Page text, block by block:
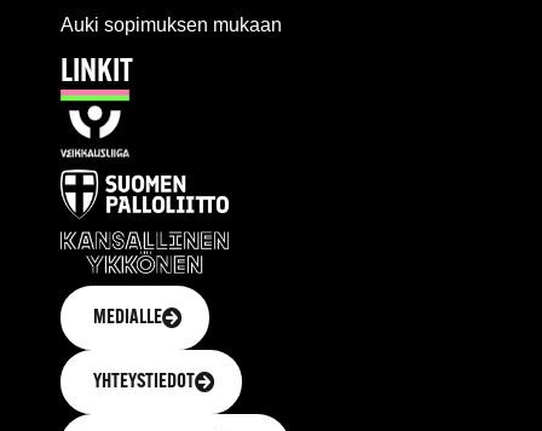
Auki sopimuksen mukaan
LINKIT
MEDIALLE
YHTEYSTIEDOT